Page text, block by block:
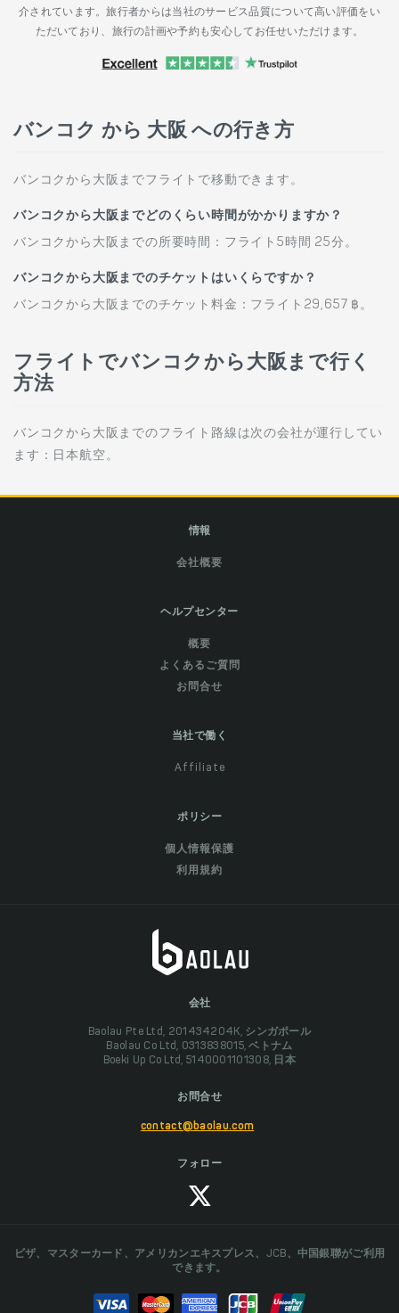
介されています。旅行者からは当社のサービス品質について高い評価をい
ただいており、旅行の計画や予約も安心してお任せいただけます。
バンコク から 大阪 への行き方
バンコクから大阪までフライトで移動できます。
バンコクから大阪までどのくらい時間がかかりますか？
バンコクから大阪までの所要時間：フライト5時間 25分。
バンコクから大阪までのチケットはいくらですか？
バンコクから大阪までのチケット料金：フライト29,657 ฿。
フライトでバンコクから大阪まで行く
方法
バンコクから大阪までのフライト路線は次の会社が運行してい
ます：日本航空。
情報
会社概要
ヘルプセンター
概要
よくあるご質問
お問合せ
当社で働く
Affiliate
ポリシー
個人情報保護
利用規約
会社
Baolau Pte Ltd, 201434204K, シンガポール
Baolau Co Ltd, 0313838015, ベトナム
Boeki Up Co Ltd, 5140001101308, 日本
お問合せ
contact@baolau.com
フォロー
ビザ、マスターカード、アメリカンエキスプレス、JCB、中国銀聯がご利用
できます。